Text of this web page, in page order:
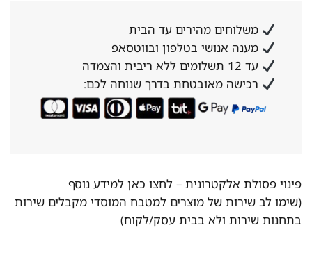
משלוחים מהירים עד הבית
מענה אנושי בטלפון ובווטסאפ
עד 12 תשלומים ללא ריבית והצמדה
רכישה מאובטחת בדרך שנוחה לכם:
פינוי פסולת אלקטרונית –לחצו כאן למידע נוסף
(שימו לב שירות של מוצרים למטבח המוסדי מקבלים שירות
בתחנות שירות ולא בבית עסק/לקוח)